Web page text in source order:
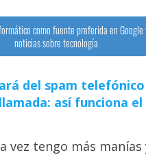
como fuente preferida en Google
noticias sobre tecnología
del spam
así funciona el
vez tengo más manías